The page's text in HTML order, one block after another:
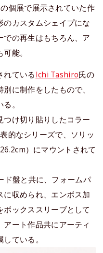
個展で展示されていた作
カスタムシェイプにな
での再生はもちろん、ア
能。
れているIchi Tashiro氏の
に制作をしたもので、
。
け切り貼りしたコラー
的なシリーズで、ソリッ
）にマウントされて
ド盤と共に、フォームパ
に収められ、エンボス加
ックススリーブとして
ート作品共にアーティ
ている。